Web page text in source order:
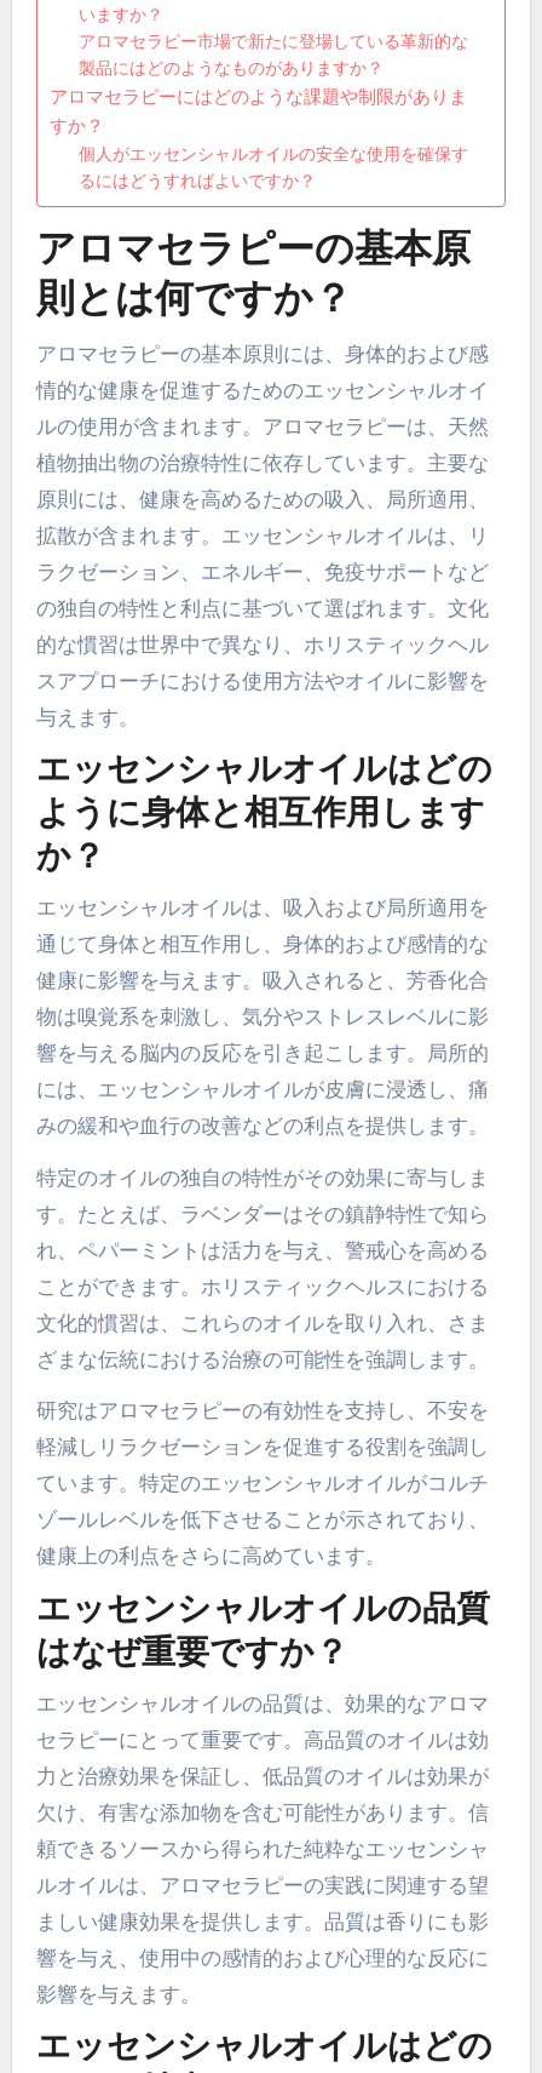
いますか？
アロマセラピー市場で新たに登場している革新的な
製品にはどのようなものがありますか？
アロマセラピーにはどのような課題や制限がありま
すか？
個人がエッセンシャルオイルの安全な使用を確保す
るにはどうすればよいですか？
アロマセラピーの基本原
則とは何ですか？
アロマセラピーの基本原則には、身体的および感
情的な健康を促進するためのエッセンシャルオイ
ルの使用が含まれます。アロマセラピーは、天然
植物抽出物の治療特性に依存しています。主要な
原則には、健康を高めるための吸入、局所適用、
拡散が含まれます。エッセンシャルオイルは、リ
ラクゼーション、エネルギー、免疫サポートなど
の独自の特性と利点に基づいて選ばれます。文化
的な慣習は世界中で異なり、ホリスティックヘル
スアプローチにおける使用方法やオイルに影響を
与えます。
エッセンシャルオイルはどの
ように身体と相互作用します
か？
エッセンシャルオイルは、吸入および局所適用を
通じて身体と相互作用し、身体的および感情的な
健康に影響を与えます。吸入されると、芳香化合
物は嗅覚系を刺激し、気分やストレスレベルに影
響を与える脳内の反応を引き起こします。局所的
には、エッセンシャルオイルが皮膚に浸透し、痛
みの緩和や血行の改善などの利点を提供します。
特定のオイルの独自の特性がその効果に寄与しま
す。たとえば、ラベンダーはその鎮静特性で知ら
れ、ペパーミントは活力を与え、警戒心を高める
ことができます。ホリスティックヘルスにおける
文化的慣習は、これらのオイルを取り入れ、さま
ざまな伝統における治療の可能性を強調します。
研究はアロマセラピーの有効性を支持し、不安を
軽減しリラクゼーションを促進する役割を強調し
ています。特定のエッセンシャルオイルがコルチ
ゾールレベルを低下させることが示されており、
健康上の利点をさらに高めています。
エッセンシャルオイルの品質
はなぜ重要ですか？
エッセンシャルオイルの品質は、効果的なアロマ
セラピーにとって重要です。高品質のオイルは効
力と治療効果を保証し、低品質のオイルは効果が
欠け、有害な添加物を含む可能性があります。信
頼できるソースから得られた純粋なエッセンシャ
ルオイルは、アロマセラピーの実践に関連する望
ましい健康効果を提供します。品質は香りにも影
響を与え、使用中の感情的および心理的な反応に
影響を与えます。
エッセンシャルオイルはどの